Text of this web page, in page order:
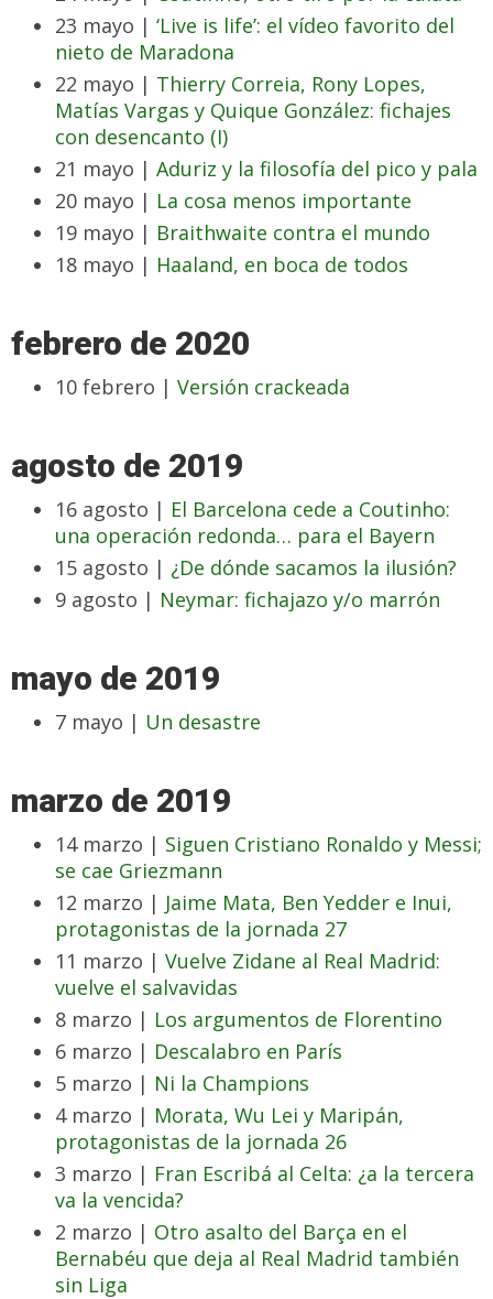
23 mayo | ‘Live is life’: el vídeo favorito del
nieto de Maradona
22 mayo | Thierry Correia, Rony Lopes,
Matías Vargas y Quique González: fichajes
con desencanto (I)
21 mayo | Aduriz y la filosofía del pico y pala
20 mayo | La cosa menos importante
19 mayo | Braithwaite contra el mundo
18 mayo | Haaland, en boca de todos
febrero de 2020
10 febrero | Versión crackeada
agosto de 2019
16 agosto | El Barcelona cede a Coutinho:
una operación redonda… para el Bayern
15 agosto | ¿De dónde sacamos la ilusión?
9 agosto | Neymar: fichajazo y/o marrón
mayo de 2019
7 mayo | Un desastre
marzo de 2019
14 marzo | Siguen Cristiano Ronaldo y Messi;
se cae Griezmann
12 marzo | Jaime Mata, Ben Yedder e Inui,
protagonistas de la jornada 27
11 marzo | Vuelve Zidane al Real Madrid:
vuelve el salvavidas
8 marzo | Los argumentos de Florentino
6 marzo | Descalabro en París
5 marzo | Ni la Champions
4 marzo | Morata, Wu Lei y Maripán,
protagonistas de la jornada 26
3 marzo | Fran Escribá al Celta: ¿a la tercera
va la vencida?
2 marzo | Otro asalto del Barça en el
Bernabéu que deja al Real Madrid también
sin Liga